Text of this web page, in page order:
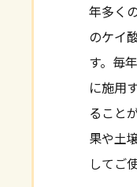
年多く
のケイ
す。毎
に施用
ること
果や土
してご